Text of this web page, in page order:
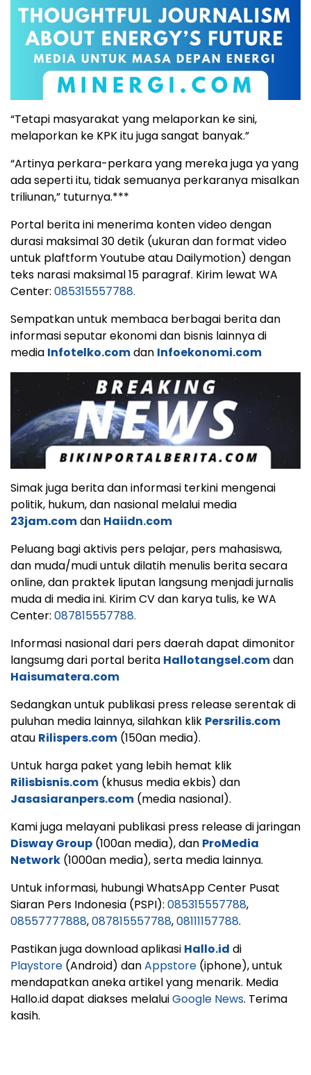
“Tetapi masyarakat yang melaporkan ke sini,
melaporkan ke KPK itu juga sangat banyak.”
“Artinya perkara-perkara yang mereka juga ya yang
ada seperti itu, tidak semuanya perkaranya misalkan
triliunan,” tuturnya.***
Portal berita ini menerima konten video dengan
durasi maksimal 30 detik (ukuran dan format video
untuk plaftform Youtube atau Dailymotion) dengan
teks narasi maksimal 15 paragraf. Kirim lewat WA
Center: 085315557788.
Sempatkan untuk membaca berbagai berita dan
informasi seputar ekonomi dan bisnis lainnya di
media Infotelko.comdan Infoekonomi.com
Simak juga berita dan informasi terkini mengenai
politik, hukum, dan nasional melalui media
23jam.comdan Haiidn.com
Peluang bagi aktivis pers pelajar, pers mahasiswa,
dan muda/mudi untuk dilatih menulis berita secara
online, dan praktek liputan langsung menjadi jurnalis
muda di media ini. Kirim CV dan karya tulis, ke WA
Center: 087815557788.
Informasi nasional dari pers daerah dapat dimonitor
langsumg dari portal berita Hallotangsel.comdan
Haisumatera.com
Sedangkan untuk publikasi press release serentak di
puluhan media lainnya, silahkan klik Persrilis.com
atau Rilispers.com (150an media).
Untuk harga paket yang lebih hemat klik
Rilisbisnis.com (khusus media ekbis) dan
Jasasiaranpers.com (media nasional).
Kami juga melayani publikasi press release di jaringan
Disway Group (100an media), dan ProMedia
Network (1000an media), serta media lainnya.
Untuk informasi, hubungi WhatsApp Center Pusat
Siaran Pers Indonesia (PSPI): 085315557788,
08557777888,087815557788,08111157788.
Pastikan juga download aplikasi Hallo.id di
Playstore (Android) danAppstore (iphone), untuk
mendapatkan aneka artikel yang menarik. Media
Hallo.id dapat diakses melaluiGoogle News. Terima
kasih.